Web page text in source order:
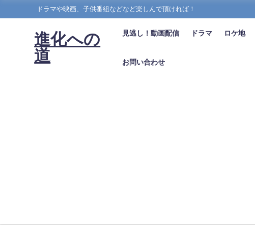
ドラマや映画、子供番組などなど楽しんで頂ければ！
進化への
道
見逃し！動画配信 ドラマ ロケ地
お問い合わせ